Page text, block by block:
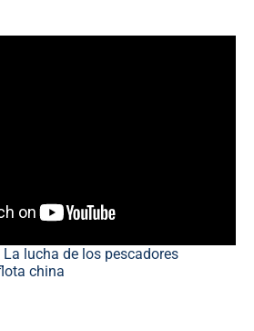
lucha de los pescadores
china